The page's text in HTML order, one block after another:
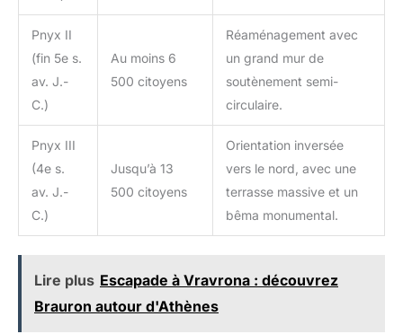
Pnyx II
(fin 5e s.
av. J.-
C.)
Au moins 6
500 citoyens
Réaménagement avec
un grand mur de
soutènement semi-
circulaire.
Pnyx III
(4e s.
av. J.-
C.)
Jusqu’à 13
500 citoyens
Orientation inversée
vers le nord, avec une
terrasse massive et un
bêma monumental.
Lire plus Escapade à Vravrona : découvrez
Brauron autour d'Athènes